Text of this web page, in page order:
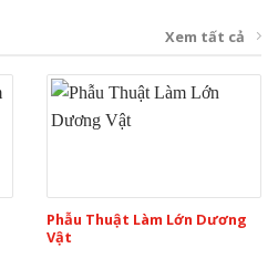
Xem tất cả
Phẫu Thuật Làm Lớn Dương
Vật